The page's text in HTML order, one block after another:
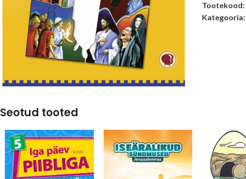
Tootekood:
Kategooria:
Seotud tooted